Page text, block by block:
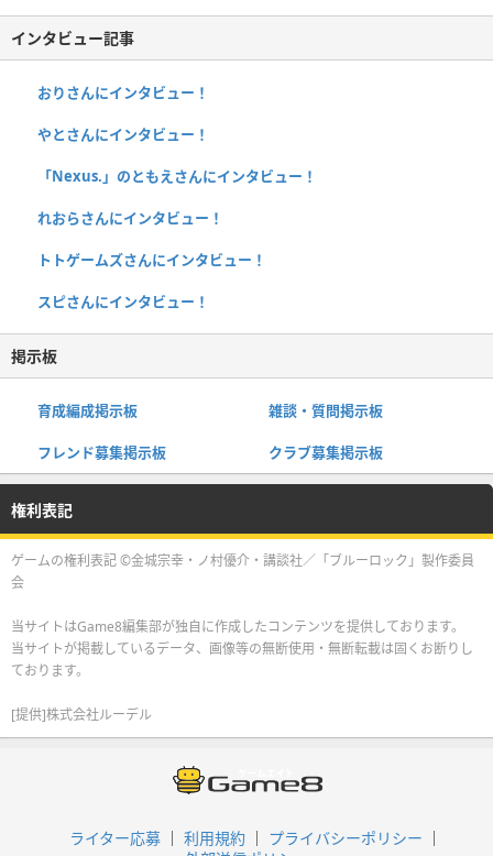
インタビュー記事
おりさんにインタビュー！
やとさんにインタビュー！
「Nexus.」のともえさんにインタビュー！
れおらさんにインタビュー！
トトゲームズさんにインタビュー！
スピさんにインタビュー！
掲示板
育成編成掲示板 雑談・質問掲示板
フレンド募集掲示板 クラブ募集掲示板
権利表記
ゲームの権利表記 ©金城宗幸・ノ村優介・講談社／「ブルーロック」製作委員
会
当サイトはGame8編集部が独自に作成したコンテンツを提供しております。
当サイトが掲載しているデータ、画像等の無断使用・無断転載は固くお断りし
ております。
[提供]株式会社ルーデル
ライター応募 利用規約
プライバシーポリシー